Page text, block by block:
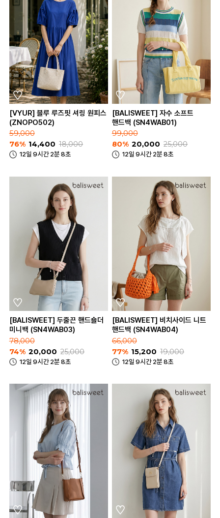
[VYUR] 블루 루즈핏 셔링 원피스
(ZNOPO502)
59,000
76% 14,400 18,000
12일 9시간 2분 8초
[BALISWEET] 자수 소프트
핸드백 (SN4WAB01)
99,000
80% 20,000 25,000
12일 9시간 2분 8초
[BALISWEET] 두줄끈 핸드숄더
미니백 (SN4WAB03)
78,000
74% 20,000 25,000
12일 9시간 2분 8초
[BALISWEET] 비치사이드 니트
핸드백 (SN4WAB04)
66,000
77% 15,200 19,000
12일 9시간 2분 8초